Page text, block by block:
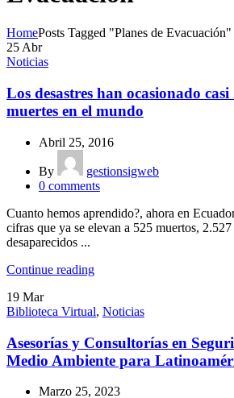
HomePosts Tagged "Planes de Evacuación"
25Abr
Noticias
Los desastres han ocasionado
muertes en el mundo
Abril 25, 2016
By
gestionsigweb
0 comments
Cuanto hemos aprendido?, ahora en
cifras que ya se elevan a 525 muertos,
desaparecidos ...
Continue reading
19 Mar
Biblioteca Virtual, Noticias
Asesorías y Consultorías en
Medio Ambiente para
Marzo 25, 2023